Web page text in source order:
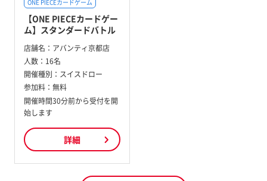
ONE PIECEカードゲーム
【ONE PIECEカードゲー
ム】スタンダードバトル
店舗名： アバンティ京都店
人数： 16名
開催種別： スイスドロー
参加料： 無料
開催時間30分前から受付を開
始します
詳細